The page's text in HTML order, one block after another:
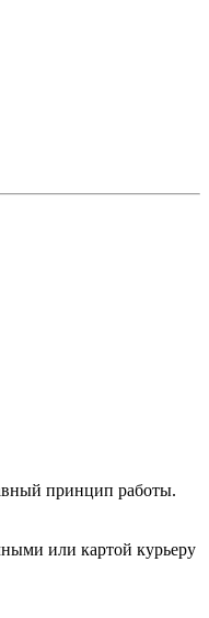
принцип работы.
или картой курьеру